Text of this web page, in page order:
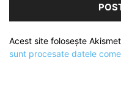
Acest site folosește
sunt procesate datele